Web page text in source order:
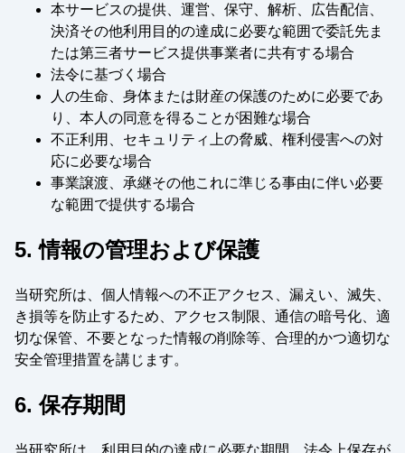
本サービスの提供、運営、保守、解析、広告配信、
決済その他利用目的の達成に必要な範囲で委託先ま
たは第三者サービス提供事業者に共有する場合
法令に基づく場合
人の生命、身体または財産の保護のために必要であ
り、本人の同意を得ることが困難な場合
不正利用、セキュリティ上の脅威、権利侵害への対
応に必要な場合
事業譲渡、承継その他これに準じる事由に伴い必要
な範囲で提供する場合
5. 情報の管理および保護
当研究所は、個人情報への不正アクセス、漏えい、滅失、
き損等を防止するため、アクセス制限、通信の暗号化、適
切な保管、不要となった情報の削除等、合理的かつ適切な
安全管理措置を講じます。
6. 保存期間
当研究所は、利用目的の達成に必要な期間、法令上保存が